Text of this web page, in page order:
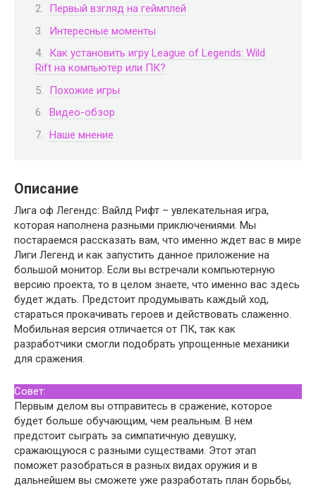
Первый взгляд на геймплей
Интересные моменты
Как установить игру League of Legends: Wild
Rift на компьютер или ПК?
Похожие игры
Видео-обзор
Наше мнение
Описание
Лига оф Легендс: Вайлд Рифт – увлекательная игра,
которая наполнена разными приключениями. Мы
постараемся рассказать вам, что именно ждет вас в мире
Лиги Легенд и как запустить данное приложение на
большой монитор. Если вы встречали компьютерную
версию проекта, то в целом знаете, что именно вас здесь
будет ждать. Предстоит продумывать каждый ход,
стараться прокачивать героев и действовать слаженно.
Мобильная версия отличается от ПК, так как
разработчики смогли подобрать упрощенные механики
для сражения.
Совет:
Первым делом вы отправитесь в сражение, которое
будет больше обучающим, чем реальным. В нем
предстоит сыграть за симпатичную девушку,
сражающуюся с разными существами. Этот этап
поможет разобраться в разных видах оружия и в
дальнейшем вы сможете уже разработать план борьбы,